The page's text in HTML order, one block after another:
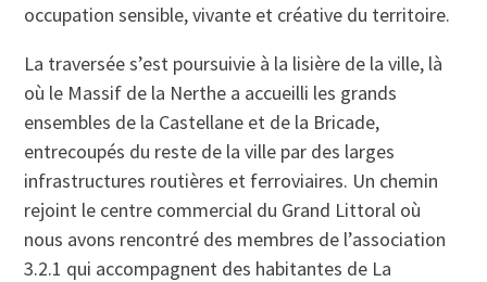
occupation sensible, vivante et créative du territoire.
La traversée s’est poursuivie à la lisière de la ville, là
où le Massif de la Nerthe a accueilli les grands
ensembles de la Castellane et de la Bricade,
entrecoupés du reste de la ville par des larges
infrastructures routières et ferroviaires. Un chemin
rejoint le centre commercial du Grand Littoral où
nous avons rencontré des membres de l’association
3.2.1 qui accompagnent des habitantes de La